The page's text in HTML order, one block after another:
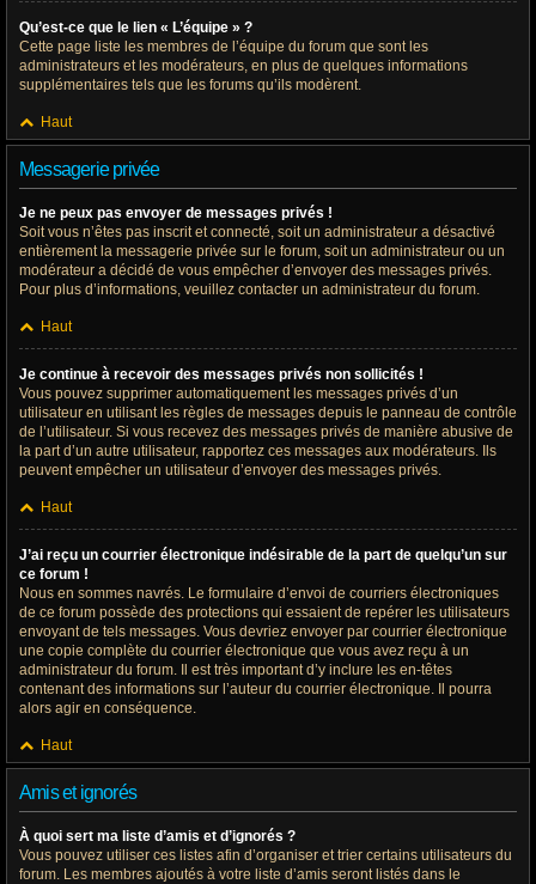
Qu’est-ce que le lien « L’équipe » ?
Cette page liste les membres de l’équipe du forum que sont les
administrateurs et les modérateurs, en plus de quelques informations
supplémentaires tels que les forums qu’ils modèrent.
Haut
Messagerie privée
Je ne peux pas envoyer de messages privés !
Soit vous n’êtes pas inscrit et connecté, soit un administrateur a désactivé
entièrement la messagerie privée sur le forum, soit un administrateur ou un
modérateur a décidé de vous empêcher d’envoyer des messages privés.
Pour plus d’informations, veuillez contacter un administrateur du forum.
Haut
Je continue à recevoir des messages privés non sollicités !
Vous pouvez supprimer automatiquement les messages privés d’un
utilisateur en utilisant les règles de messages depuis le panneau de contrôle
de l’utilisateur. Si vous recevez des messages privés de manière abusive de
la part d’un autre utilisateur, rapportez ces messages aux modérateurs. Ils
peuvent empêcher un utilisateur d’envoyer des messages privés.
Haut
J’ai reçu un courrier électronique indésirable de la part de quelqu’un sur
ce forum !
Nous en sommes navrés. Le formulaire d’envoi de courriers électroniques
de ce forum possède des protections qui essaient de repérer les utilisateurs
envoyant de tels messages. Vous devriez envoyer par courrier électronique
une copie complète du courrier électronique que vous avez reçu à un
administrateur du forum. Il est très important d’y inclure les en-têtes
contenant des informations sur l’auteur du courrier électronique. Il pourra
alors agir en conséquence.
Haut
Amis et ignorés
À quoi sert ma liste d’amis et d’ignorés ?
Vous pouvez utiliser ces listes afin d’organiser et trier certains utilisateurs du
forum. Les membres ajoutés à votre liste d’amis seront listés dans le